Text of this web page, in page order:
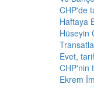
CHP'de
Haftaya
Hüseyin
Evet,
CHP'nin
Ekrem